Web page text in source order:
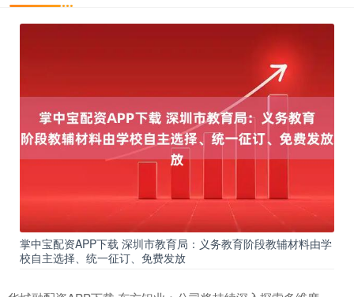
掌中宝配资APP下载 深圳市教育局：义务教育阶段教辅材料由学
校自主选择、统一征订、免费发放